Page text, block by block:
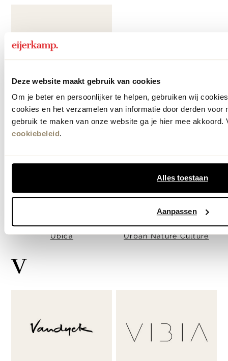
Deze website maakt gebruik van cookies
Om je beter en persoonlijker te helpen, gebruiken wij
cookies en het verzamelen van informatie door derden voor
gebruik te maken van onze website ga je hier mee akkoord.
cookiebeleid.
Alles toestaan
Aanpassen
Trendhopper
U
Ubica Urban Nature Culture
V